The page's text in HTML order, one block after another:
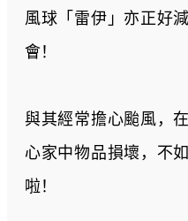
風球「雷伊」亦正好
會！
與其經常擔心颱風，
心家中物品損壞，不
啦！